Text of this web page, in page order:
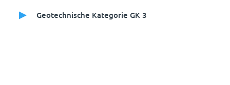
Geotechnische Kategorie GK 3